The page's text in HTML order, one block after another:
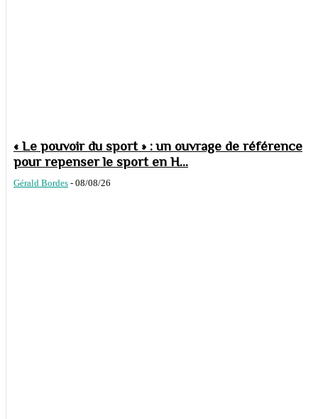
« Le pouvoir du sport » : un ouvrage de référence
pour repenser le sport en H...
Gérald Bordes - 08/08/26